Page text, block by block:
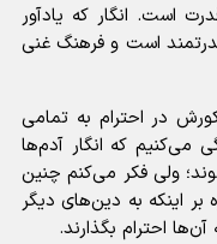
است. انگار که یادآور
است و فرهنگ غنی
در احترام به تمامی
می‌کنیم که انگار آدم‌ها
ولی فکر می‌کنم چنین
اینکه به دین‌های دیگر
احترام بگذارند.